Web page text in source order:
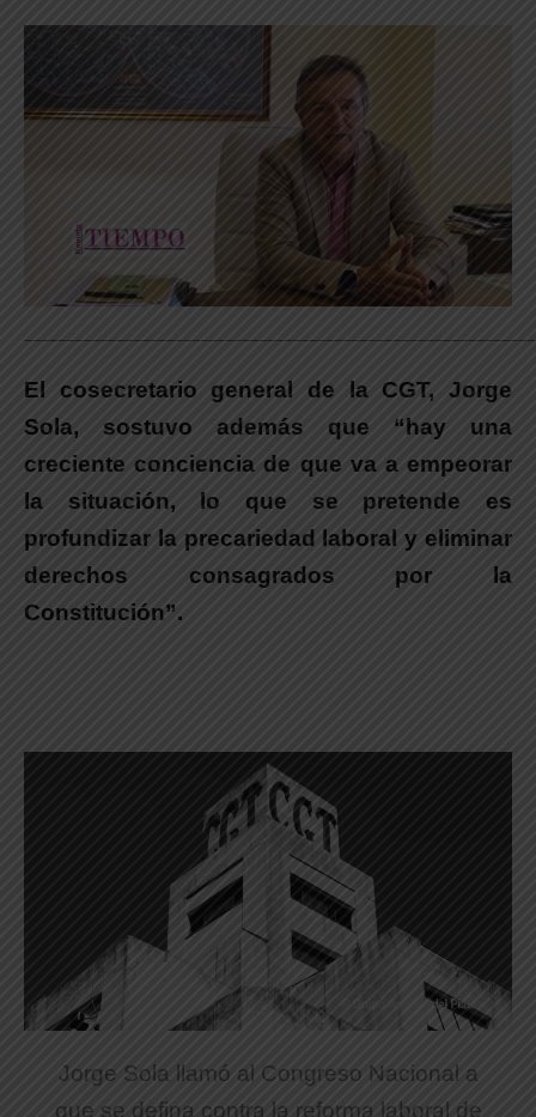
El cosecretario general de la CGT, Jorge
Sola, sostuvo además que “hay una
creciente conciencia de que va a empeorar
la situación, lo que se pretende es
profundizar la precariedad laboral y eliminar
derechos consagrados por la
Constitución”.
Jorge Sola llamó al Congreso Nacional a
que se defina contra la reforma laboral de